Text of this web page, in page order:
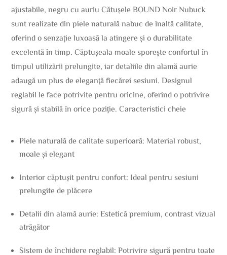
ajustabile, negru cu auriu Cătușele BOUND Noir Nubuck
sunt realizate din piele naturală nabuc de înaltă calitate,
oferind o senzație luxoasă la atingere și o durabilitate
excelentă în timp. Căptușeala moale sporește confortul în
timpul utilizării prelungite, iar detaliile din alamă aurie
adaugă un plus de eleganță fiecărei sesiuni. Designul
reglabil le face potrivite pentru oricine, oferind o potrivire
sigură și stabilă în orice poziție. Caracteristici cheie
Piele naturală de calitate superioară: Material robust,
moale și elegant
Interior căptușit pentru confort: Ideal pentru sesiuni
prelungite de plăcere
Detalii din alamă aurie: Estetică premium, contrast vizual
atrăgător
Sistem de închidere reglabil: Potrivire sigură pentru toate